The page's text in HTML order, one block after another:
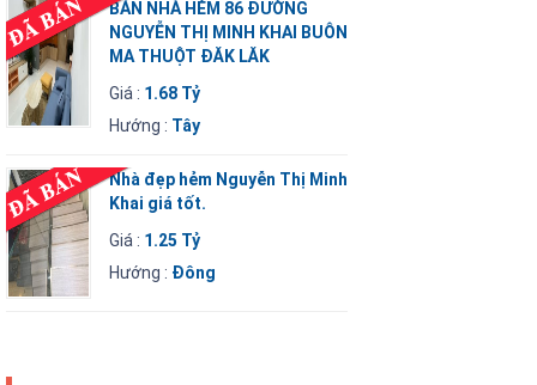
BÁN NHÀ HẺM 86 ĐƯỜNG
NGUYỄN THỊ MINH KHAI BUÔN
MA THUỘT ĐĂK LĂK
Giá : 1.68 Tỷ
Hướng : Tây
Nhà đẹp hẻm Nguyễn Thị Minh
Khai giá tốt.
Giá : 1.25 Tỷ
Hướng : Đông